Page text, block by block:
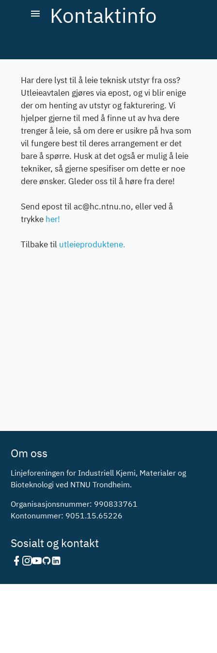
menu Kontaktinfo
Har dere lyst til å leie teknisk utstyr fra oss?
Utleieavtalen gjøres via epost, og vi blir enige
der om henting av utstyr og fakturering. Vi
hjelper gjerne til med å finne ut av hva dere
trenger å leie, så om dere er usikre på hva som
vil fungere best til deres arrangement er det
bare å spørre. Husk at det også er mulig å leie
tekniker, så gjerne spesifiser om dette er noe
dere ønsker. Gleder oss til å høre fra dere!
Send epost til ac@hc.ntnu.no, eller ved å
trykke her!
Tilbake til utleieproduktene.
Om oss
Linjeforeningen for Industriell Kjemi, Materialer og
Bioteknologi ved NTNU Trondheim.
Organisasjonsnummer: 990833761
Kontonummer: 9051.15.65226
Sosialt og kontakt